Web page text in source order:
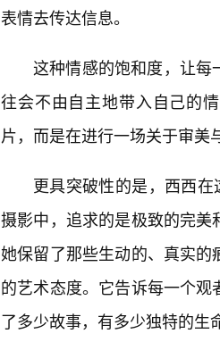
表情去传达信息。
这种情感的饱和度，让
往会不由自主地带入自己的
片，而是在进行一场关于审美
更具突破性的是，西西
摄影中，追求的是极致的完美
她保留了那些生动的、真实
的艺术态度。它告诉每一个
了多少故事，有多少独特的生